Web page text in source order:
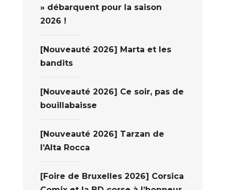
» débarquent pour la saison
2026 !
[Nouveauté 2026] Marta et les
bandits
[Nouveauté 2026] Ce soir, pas de
bouillabaisse
[Nouveauté 2026] Tarzan de
l’Alta Rocca
[Foire de Bruxelles 2026] Corsica